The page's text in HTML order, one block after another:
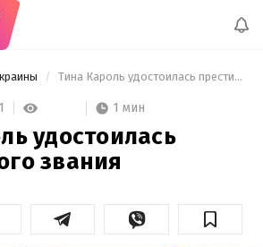
Тина Кароль удостоилась престижного звания
1 мин
удостоилась
звания